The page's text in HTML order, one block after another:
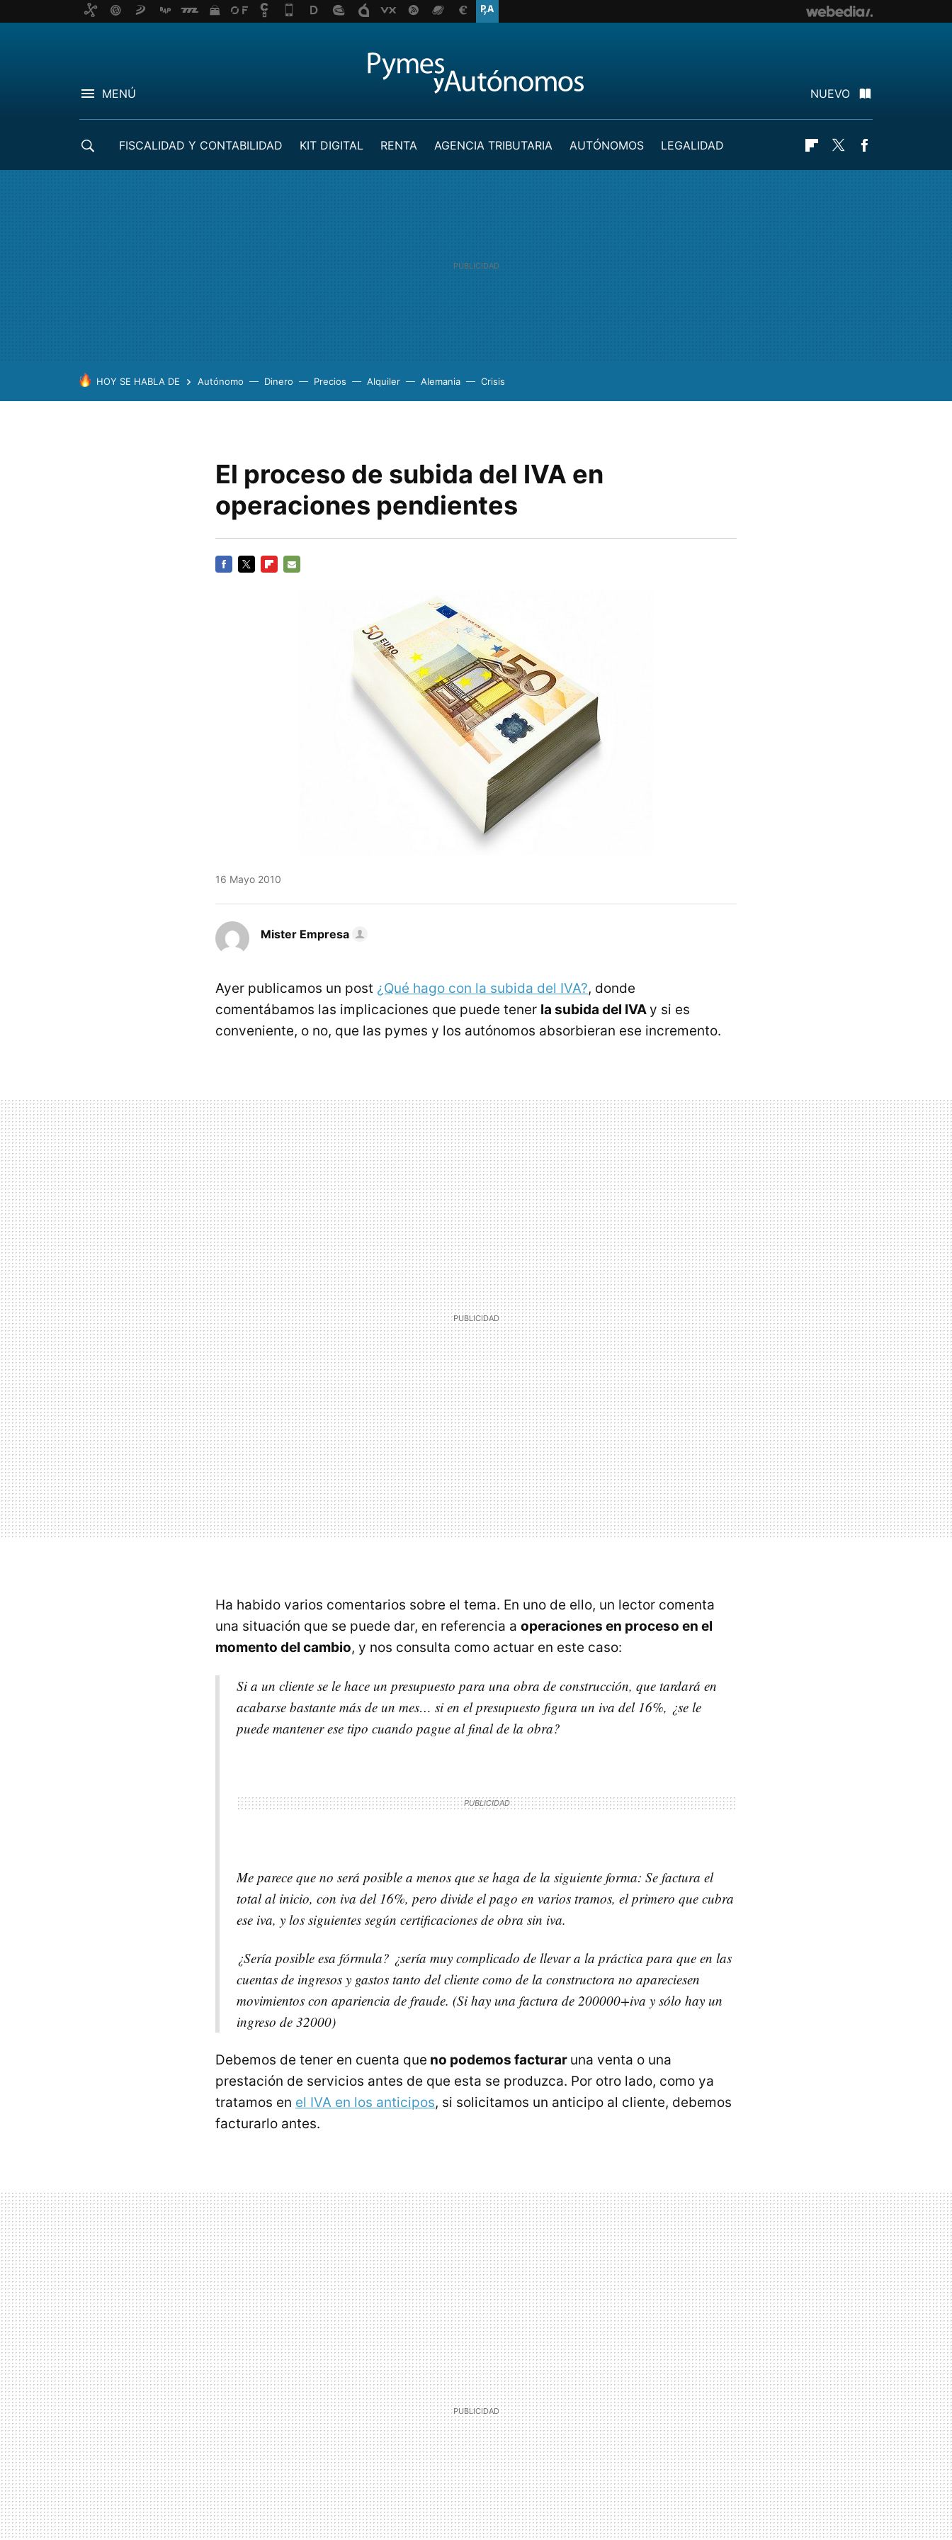
MENÚ NUEVO
FISCALIDAD Y CONTABILIDAD KIT DIGITAL RENTA AGENCIA TRIBUTARIA AUTÓNOMOS
LEGALIDAD
Flipboard
Twitter
HOY SE HABLA DE Autónomo Dinero Precios Alquiler Alemania Crisis
El proceso de subida del IVA en
operaciones pendientes
16 Mayo 2010
Mister Empresa
Ayer publicamos un post ¿Qué hago con la subida del IVA?, donde
comentábamos las implicaciones que puede tener la subida del IVAy si es
conveniente, o no, que las pymes y los autónomos absorbieran ese incremento.
Ha habido varios comentarios sobre el tema. En uno de ello, un lector comenta
una situación que se puede dar, en referencia a operaciones en proceso en el
momento del cambio, y nos consulta como actuar en este caso:
Si a un cliente se le hace un presupuesto para una obra de construcción, que tardará en
acabarse bastante más de un mes… si en el presupuesto figura un iva del 16%, ¿se le
puede mantener ese tipo cuando pague al final de la obra?
Me parece que no será posible a menos que se haga de la siguiente forma: Se factura el
total al inicio, con iva del 16%, pero divide el pago en varios tramos, el primero que cubra
ese iva, y los siguientes según certificaciones de obra sin iva.
¿Sería posible esa fórmula? ¿sería muy complicado de llevar a la práctica para que en las
cuentas de ingresos y gastos tanto del cliente como de la constructora no apareciesen
movimientos con apariencia de fraude. (Si hay una factura de 200000+iva y sólo hay un
ingreso de 32000)
Debemos de tener en cuenta que no podemos facturar una venta o una
prestación de servicios antes de que esta se produzca. Por otro lado, como ya
tratamos en el IVA en los anticipos, si solicitamos un anticipo al cliente, debemos
facturarlo antes.